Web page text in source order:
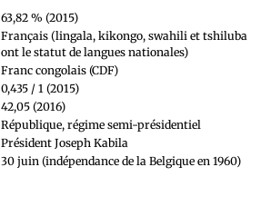
63,82 % (2015)
Français (lingala, kikongo, swahili et tshiluba
ont le statut de langues nationales)
Franc congolais (CDF)
0,435 / 1 (2015)
42,05 (2016)
République, régime semi-présidentiel
Président Joseph Kabila
30 juin (indépendance de la Belgique en 1960)